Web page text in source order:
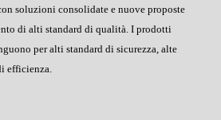
soluzioni consolidate e nuove proposte
di alti standard di qualità. I prodotti
per alti standard di sicurezza, alte
efficienza.